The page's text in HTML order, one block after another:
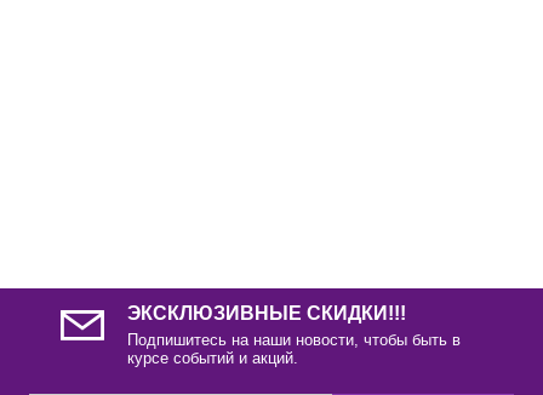
ЭКСКЛЮЗИВНЫЕ СКИДКИ!!!
Подпишитесь на наши новости, чтобы быть в
курсе событий и акций.